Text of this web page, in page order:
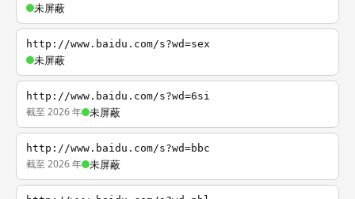
未屏蔽
http://www.baidu.com/s?wd=sex
未屏蔽
http://www.baidu.com/s?wd=6si
截至 2026 年 未屏蔽
http://www.baidu.com/s?wd=bbc
截至 2026 年 未屏蔽